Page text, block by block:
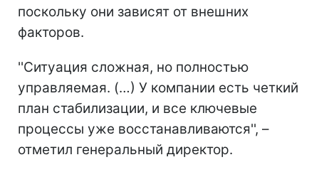
поскольку они зависят от внешних
факторов.
''Ситуация сложная, но полностью
управляемая. (…) У компании есть четкий
план стабилизации, и все ключевые
процессы уже восстанавливаются'', –
отметил генеральный директор.